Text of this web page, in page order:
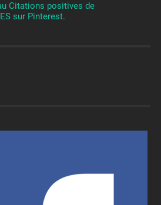
Citations positives de
sur Pinterest.